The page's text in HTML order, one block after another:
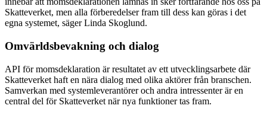
Skatteverket, men alla förberedelser fram till dess kan göras i det
egna systemet, säger Linda Skoglund.
Omvärldsbevakning och dialog
API för momsdeklaration är resultatet av ett utvecklingsarbete där
Skatteverket haft en nära dialog med olika aktörer från branschen.
Samverkan med systemleverantörer och andra intressenter är en
central del för Skatteverket när nya funktioner tas fram.